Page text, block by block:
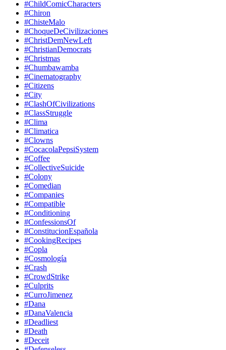
#ChildComicCharacters
#Chiron
#ChisteMalo
#ChoqueDeCivilizaciones
#ChristDemNewLeft
#ChristianDemocrats
#Christmas
#Chumbawamba
#Cinematography
#Citizens
#City
#ClashOfCivilizations
#ClassStruggle
#Clima
#Climatica
#Clowns
#CocacolaPepsiSystem
#Coffee
#CollectiveSuicide
#Colony
#Comedian
#Companies
#Compatible
#Conditioning
#ConfessionsOf
#ConstitucionEspañola
#CookingRecipes
#Copla
#Cosmología
#Crash
#CrowdStrike
#Culprits
#CurroJimenez
#Dana
#DanaValencia
#Deadliest
#Death
#Deceit